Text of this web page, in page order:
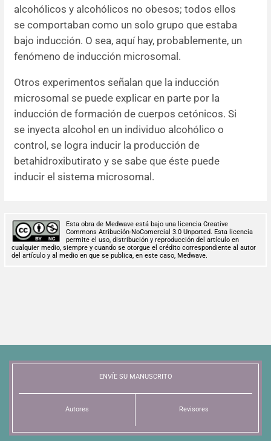
alcohólicos y alcohólicos no obesos; todos ellos
se comportaban como un solo grupo que estaba
bajo inducción. O sea, aquí hay, probablemente, un
fenómeno de inducción microsomal.
Otros experimentos señalan que la inducción
microsomal se puede explicar en parte por la
inducción de formación de cuerpos cetónicos. Si
se inyecta alcohol en un individuo alcohólico o
control, se logra inducir la producción de
betahidroxibutirato y se sabe que éste puede
inducir el sistema microsomal.
Esta obra de Medwave está bajo una licencia Creative
Commons Atribución-NoComercial 3.0 Unported. Esta licencia
permite el uso, distribución y reproducción del artículo en
cualquier medio, siempre y cuando se otorgue el crédito correspondiente al autor
del artículo y al medio en que se publica, en este caso, Medwave.
ENVÍE SU MANUSCRITO
Autores Revisores